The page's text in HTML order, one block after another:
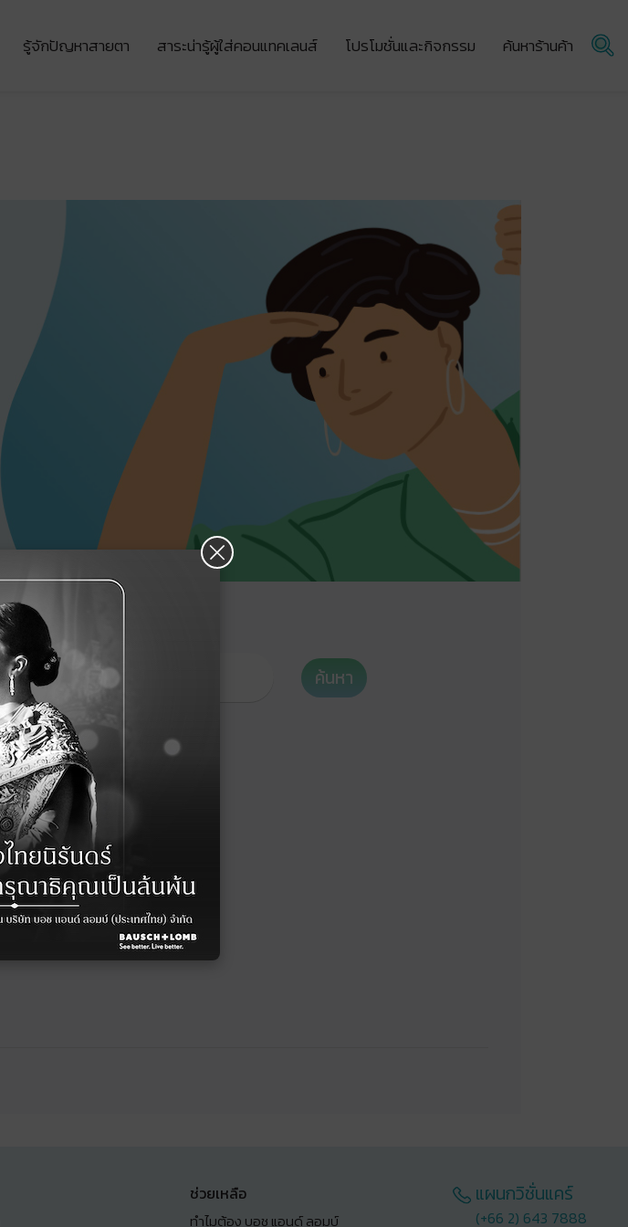
×
ค้นหา
ช่วยเหลือ
ทำไมต้อง บอช แอนด์ ลอมบ์
แผนกวิชั่นแคร์
(+66 2) 643 7888
รู้จักปัญหาสายตา สาระน่ารู้ผู้ใส่คอนแทคเลนส์ โปรโมชั่นและกิจกรรม ค้นหาร้านค้า